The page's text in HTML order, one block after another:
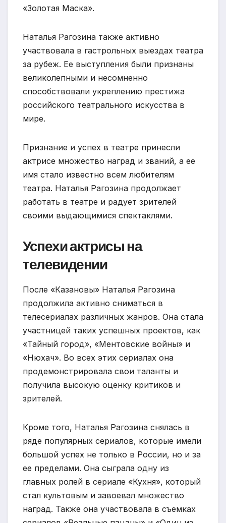
«Золотая Маска».
Наталья Рагозина также активно
участвовала в гастрольных выездах театра
за рубеж. Ее выступления были признаны
великолепными и несомненно
способствовали укреплению престижа
российского театрального искусства в
мире.
Признание и успех в театре принесли
актрисе множество наград и званий, а ее
имя стало известно всем любителям
театра. Наталья Рагозина продолжает
работать в театре и радует зрителей
своими выдающимися спектаклями.
Успехи актрисы на
телевидении
После «Казановы» Наталья Рагозина
продолжила активно сниматься в
телесериалах различных жанров. Она стала
участницей таких успешных проектов, как
«Тайный город», «Ментовские войны» и
«Нюхач». Во всех этих сериалах она
продемонстрировала свои таланты и
получила высокую оценку критиков и
зрителей.
Кроме того, Наталья Рагозина снялась в
ряде популярных сериалов, которые имели
большой успех не только в России, но и за
ее пределами. Она сыграла одну из
главных ролей в сериале «Кухня», который
стал культовым и завоевал множество
наград. Также она участвовала в съемках